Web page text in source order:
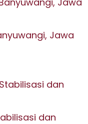
Jawa
dan